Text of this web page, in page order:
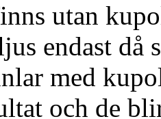
utan
endast då
med
och de